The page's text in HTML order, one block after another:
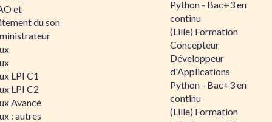
et
du son
LPI C1
LPI C2
Avancé
: autres
Python - Bac+3 en
continu
(Lille) Formation
Concepteur
Développeur
d'Applications
Python - Bac+3 en
continu
(Lille) Formation